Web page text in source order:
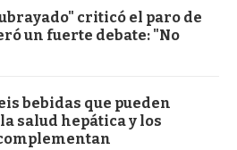
criticó el paro de
un fuerte debate: "No
bebidas que pueden
salud hepática y los